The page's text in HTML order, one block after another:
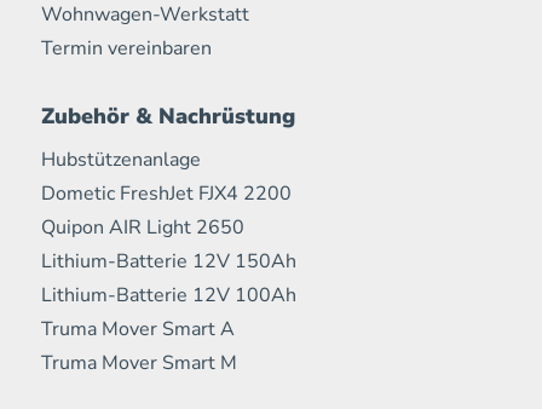
Wohnwagen-Werkstatt
Termin vereinbaren
Zubehör & Nachrüstung
Hubstützenanlage
Dometic FreshJet FJX4 2200
Quipon AIR Light 2650
Lithium-Batterie 12V 150Ah
Lithium-Batterie 12V 100Ah
Truma Mover Smart A
Truma Mover Smart M